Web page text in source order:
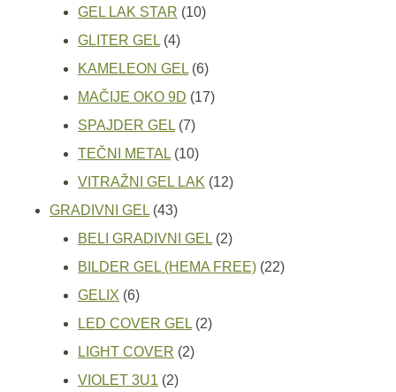
proizvoda
GEL LAK STAR 1010
GLITER GEL 44
proizvoda
KAMELEON GEL 66
proizvoda
MAČIJE OKO 9D 1717
SPAJDER GEL 77
proizvoda
TEČNI METAL 1010
proizvoda
VITRAŽNI GEL LAK 1212
GRADIVNI GEL 4343
proizvoda
BELI GRADIVNI GEL 22
proizvoda
BILDER GEL (HEMA FREE) 2222
GELIX 66
proizvoda
LED COVER GEL 22
LIGHT COVER 22
VIOLET 3U1 22